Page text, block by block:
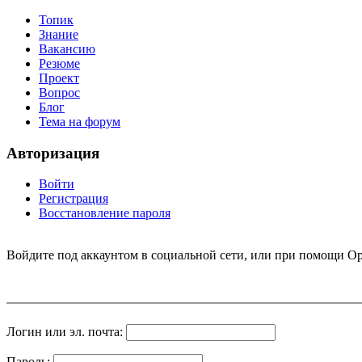
Топик
Знание
Вакансию
Резюме
Проект
Вопрос
Блог
Тема на форум
Авторизация
Войти
Регистрация
Восстановление пароля
Войдите под аккаунтом в социальной сети, или при помощи
Логин или эл. почта: